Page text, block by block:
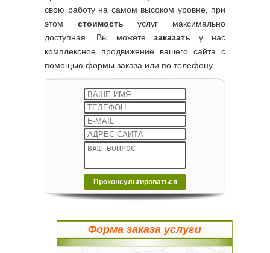
свою работу на самом высоком уровне, при
этом стоимость услуг максимально
доступная. Вы можетезаказать у нас
комплексное продвижение вашего сайта с
помощью формы заказа или по телефону.
Форма заказа услуги